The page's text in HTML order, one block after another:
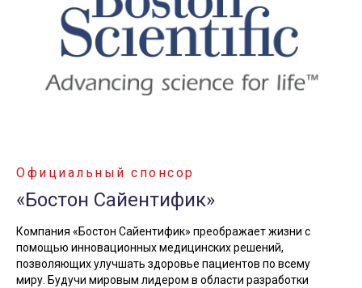
Официальный спонсор
«Бостон Сайентифик»
Компания «Бостон Сайентифик» преображает жизни с
помощью инновационных медицинских решений,
позволяющих улучшать здоровье пациентов по всему
миру. Будучи мировым лидером в области разработки